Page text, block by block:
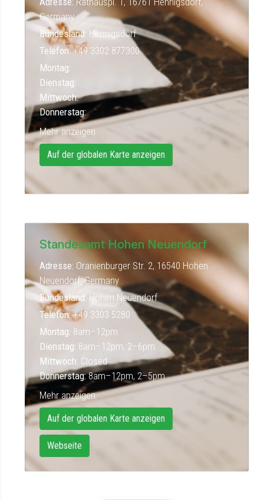
Germany
Bundesland: Hennigsdorf
Telefon:+49 3302 877300
Montag:
Dienstag:
Mittwoch:
Donnerstag:
Mehr anzeigen
Auf der globalen Karte anzeigen
Standesamt Hohen Neuendorf
Adresse: Oranienburger Str. 2, 16540 Hohen
Neuendorf, Germany
Bundesland: Hohen Neuendorf
Telefon:+49 3303 5280
Montag: 8am–12pm
Dienstag: 8am–12pm, 2–6pm
Mittwoch: Closed
Donnerstag:8am–12pm, 2–5pm
Mehr anzeigen
Auf der globalen Karte anzeigen
Webseite